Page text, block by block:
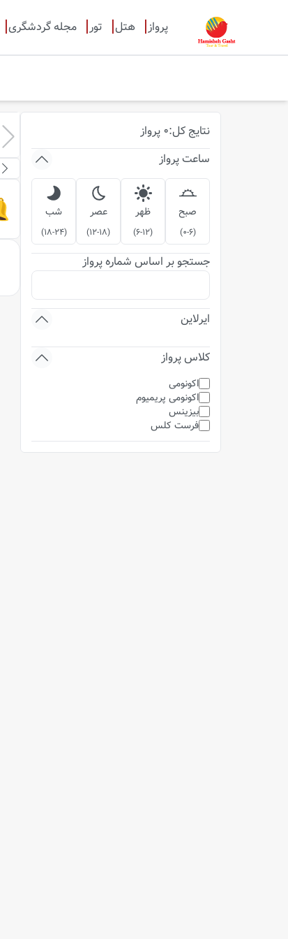
پرواز هتل تور مجله گردشگری
نتایج کل:
0 پرواز
ساعت پرواز
صبح
(
0-6
)
ظهر
(
6-12
)
عصر
(
12-18
)
شب
(
18-24
)
جستجو بر اساس شماره پرواز
ایرلاین
کلاس پرواز
اکونومی
اکونومی پریمیوم
بیزینس
فرست کلس